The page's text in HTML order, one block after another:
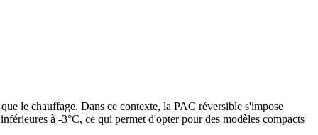
le chauffage. Dans ce contexte, la PAC réversible s'impose
à -3°C, ce qui permet d'opter pour des modèles compacts